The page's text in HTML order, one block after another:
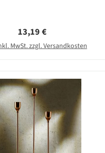
Regulärer Preis:
13,19 €
MwSt. zzgl. Versandkosten